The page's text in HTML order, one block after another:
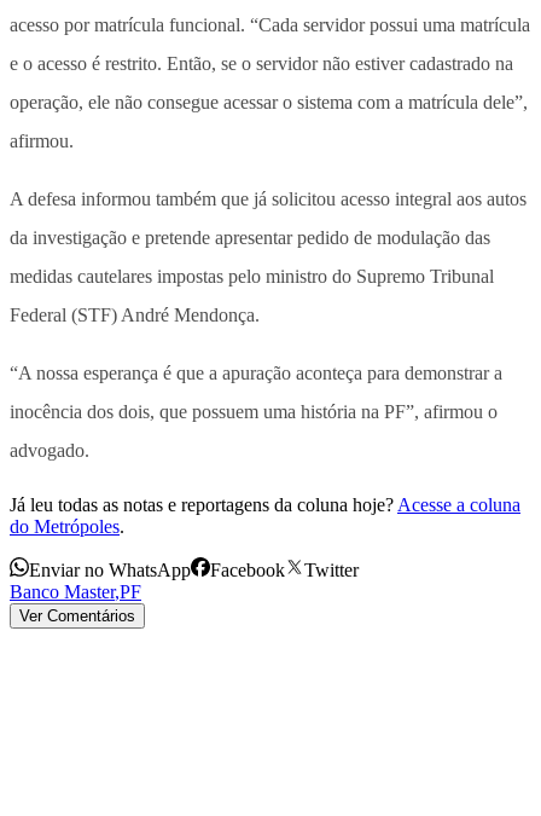
acesso por matrícula funcional. “Cada servidor possui uma matrícula
e o acesso é restrito. Então, se o servidor não estiver cadastrado na
operação, ele não consegue acessar o sistema com a matrícula dele”,
afirmou.
A defesa informou também que já solicitou acesso integral aos autos
da investigação e pretende apresentar pedido de modulação das
medidas cautelares impostas pelo ministro do Supremo Tribunal
Federal (STF) André Mendonça.
“A nossa esperança é que a apuração aconteça para demonstrar a
inocência dos dois, que possuem uma história na PF”, afirmou o
advogado.
Já leu todas as notas e reportagens da coluna hoje? Acesse a coluna
do Metrópoles.
Enviar no WhatsApp Facebook
Twitter
Banco Master,PF
Ver Comentários